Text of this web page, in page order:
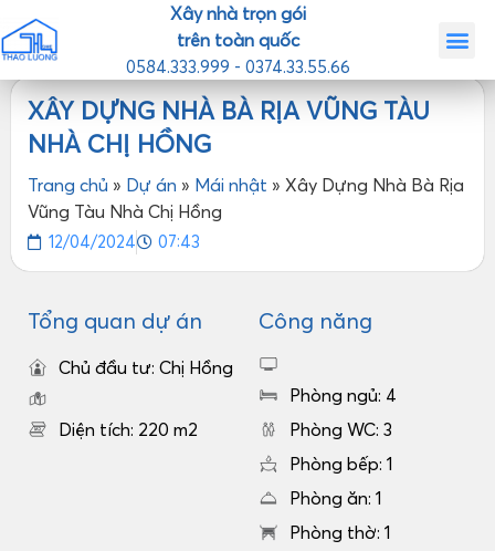
Xây nhà trọn gói
trên toàn quốc
0584.333.999 - 0374.33.55.66
XÂY DỰNG NHÀ BÀ RỊA VŨNG TÀU
NHÀ CHỊ HỒNG
Trang chủ » Dự án » Mái nhật » Xây Dựng Nhà Bà Rịa
Vũng Tàu Nhà Chị Hồng
12/04/2024 07:43
Tổng quan dự án
Chủ đầu tư: Chị Hồng
Diện tích: 220 m2
Công năng
Phòng ngủ: 4
Phòng WC: 3
Phòng bếp: 1
Phòng ăn: 1
Phòng thờ: 1